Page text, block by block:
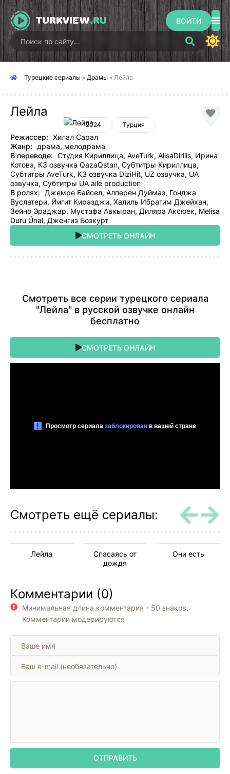
TURKVIEW.RU ВОЙТИ
Турецкие сериалы » Драмы » Лейла
Лейла
2024 Турция
Режиссер: Хилал Сарал
Жанр:
драма, мелодрама
В переводе: Студия Кириллица, AveTurk, AlisaDirilis, Ирина
Котова, КЗ озвучка QazaQstan, Субтитры Кириллица,
Субтитры AveTurk, КЗ озвучка DiziHit, UZ озвучка, UA
озвучка, Субтитры UA aile production
В ролях:
Джемре Байсел, Алперен Дуймаз, Гонджа
Вуслатери, Йигит Киразджи, Халиль Ибрагим Джейхан,
Зейно Эраджар, Мустафа Авкыран, Диляра Аксюек, Melisa
Duru Ünal, Дженгиз Бозкурт
СМОТРЕТЬ ОНЛАЙН
Cмoтpeть вce cepии туpeцкoгo cepиaлa
"Лейла" в pуccкoй oзвучкe oнлaйн
бecплaтнo
СМОТРЕТЬ ОНЛАЙН
Смотреть ещё сериалы:
Лейла
Спасаясь от
дождя
Они есть
Комментарии (0)
Минимальная длина комментария - 50 знаков.
Комментарии модерируются
ОТПРАВИТЬ